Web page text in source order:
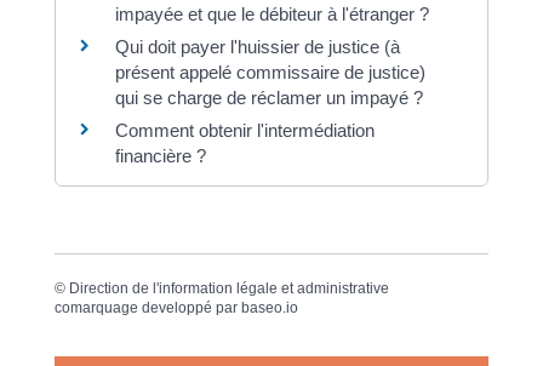
impayée et que le débiteur à l'étranger ?
Qui doit payer l'huissier de justice (à
présent appelé commissaire de justice)
qui se charge de réclamer un impayé ?
Comment obtenir l'intermédiation
financière ?
© Direction de l'information légale et administrative
comarquage developpé par baseo.io